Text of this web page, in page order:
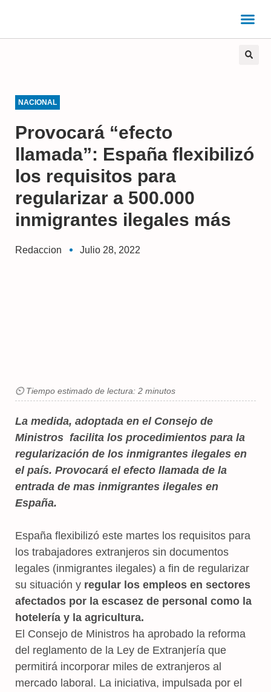
NACIONAL
Provocará “efecto
llamada”: España flexibilizó
los requisitos para
regularizar a 500.000
inmigrantes ilegales más
Redaccion Julio 28, 2022
⏲ Tiempo estimado de lectura: 2 minutos
La medida, adoptada en el Consejo de
Ministros facilita los procedimientos para la
regularización de los inmigrantes ilegales en
el país. Provocará el efecto llamada de la
entrada de mas inmigrantes ilegales en
España.
España flexibilizó este martes los requisitos para
los trabajadores extranjeros sin documentos
legales (inmigrantes ilegales) a fin de regularizar
su situación y regular los empleos en sectores
afectados por la escasez de personal como la
hotelería y la agricultura.
El Consejo de Ministros ha aprobado la reforma
del reglamento de la Ley de Extranjería que
permitirá incorporar miles de extranjeros al
mercado laboral. La iniciativa, impulsada por el